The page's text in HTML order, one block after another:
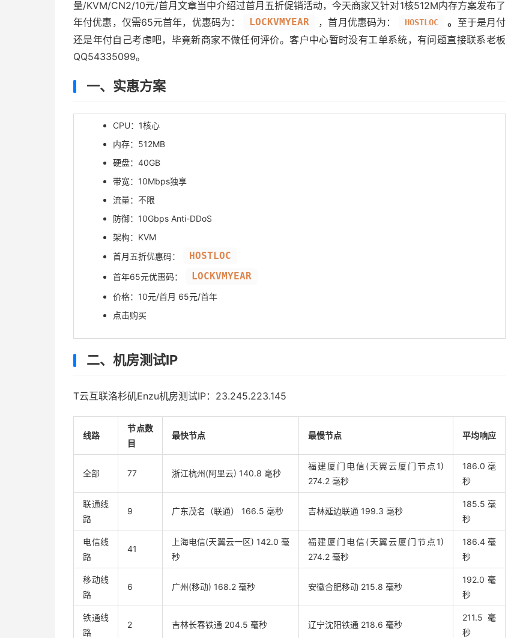
量/KVM/CN2/10元/首月文章当中介绍过首月五折促销活动，今天商家又针对1核512M内存方案发布了
年付优惠，仅需65元首年，优惠码为：
LOCKVMYEAR ，首月优惠码为： HOSTLOC 。 至于是月付
还是年付自己考虑吧，毕竟新商家不做任何评价。客户中心暂时没有工单系统，有问题直接联系老板
QQ54335099。
一、实惠方案
CPU：1核心
内存：512MB
硬盘：40GB
带宽：10Mbps独享
流量：不限
防御：10Gbps Anti-DDoS
架构：KVM
首月五折优惠码：
HOSTLOC
首年65元优惠码： LOCKVMYEAR
价格：10元/首月 65元/首年
点击购买
二、机房测试IP
T云互联洛杉矶Enzu机房测试IP：23.245.223.145
线路
节点数
目
最快节点 最慢节点 平均响应
全部 77 浙江杭州(阿里云) 140.8 毫秒
福建厦门电信(天翼云厦门节点1)
274.2 毫秒
186.0 毫
秒
联通线
路
9 广东茂名（联通） 166.5 毫秒 吉林延边联通 199.3 毫秒
185.5 毫
秒
电信线
路
41
上海电信(天翼云一区) 142.0 毫
秒
福建厦门电信(天翼云厦门节点1)
274.2 毫秒
186.4 毫
秒
移动线
路
6 广州(移动) 168.2 毫秒 安徽合肥移动 215.8 毫秒
192.0 毫
秒
铁通线
路
2 吉林长春铁通 204.5 毫秒 辽宁沈阳铁通 218.6 毫秒
211.5 毫
秒